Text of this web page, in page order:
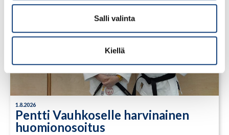
Salli valinta
Kiellä
1.8.2026
Pentti Vauhkoselle harvinainen
huomionosoitus